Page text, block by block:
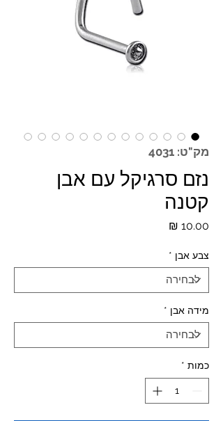
מק"ט: 4031
נזם סרגיקל עם אבן
קטנה
צבע אבן *
מידה אבן *
כמות *